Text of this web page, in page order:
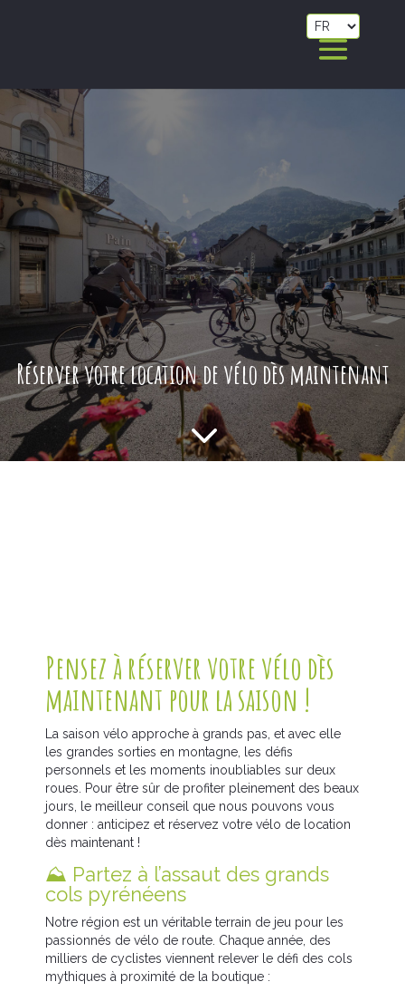
Réserver votre location de vélo dès maintenant
3
Pensez à réserver votre vélo dès
maintenant pour la saison !
La saison vélo approche à grands pas, et avec elle
les grandes sorties en montagne, les défis
personnels et les moments inoubliables sur deux
roues. Pour être sûr de profiter pleinement des beaux
jours, le meilleur conseil que nous pouvons vous
donner : anticipez et réservez votre vélo de location
dès maintenant !
⛰️ Partez à l’assaut des grands
cols pyrénéens
Notre région est un véritable terrain de jeu pour les
passionnés de vélo de route. Chaque année, des
milliers de cyclistes viennent relever le défi des cols
mythiques à proximité de la boutique :